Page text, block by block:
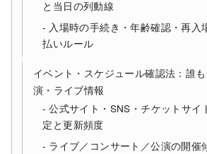
と当日の列動線
入場時の手続き・年齢確認・再入
払いルール
イベント・スケジュール確認法：誰
演・ライブ情報
公式サイト・SNS・チケットサイ
定と更新頻度
ライブ／コンサート／公演の開催